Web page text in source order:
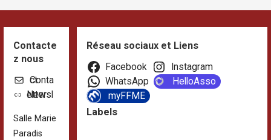
Contacte
z nous
Contact
Newsletter
Salle Marie
Paradis
Réseau sociaux et Liens
Facebook
Instagram
WhatsApp
HelloAsso
myFFME
Labels